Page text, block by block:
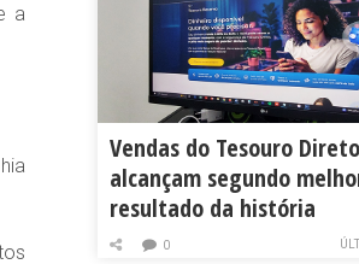
a
Vendas do Tesouro Direto
alcançam segundo
resultado da história
0